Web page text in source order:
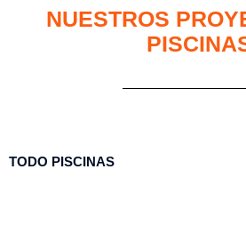
NUESTROS
TODO PISCINAS